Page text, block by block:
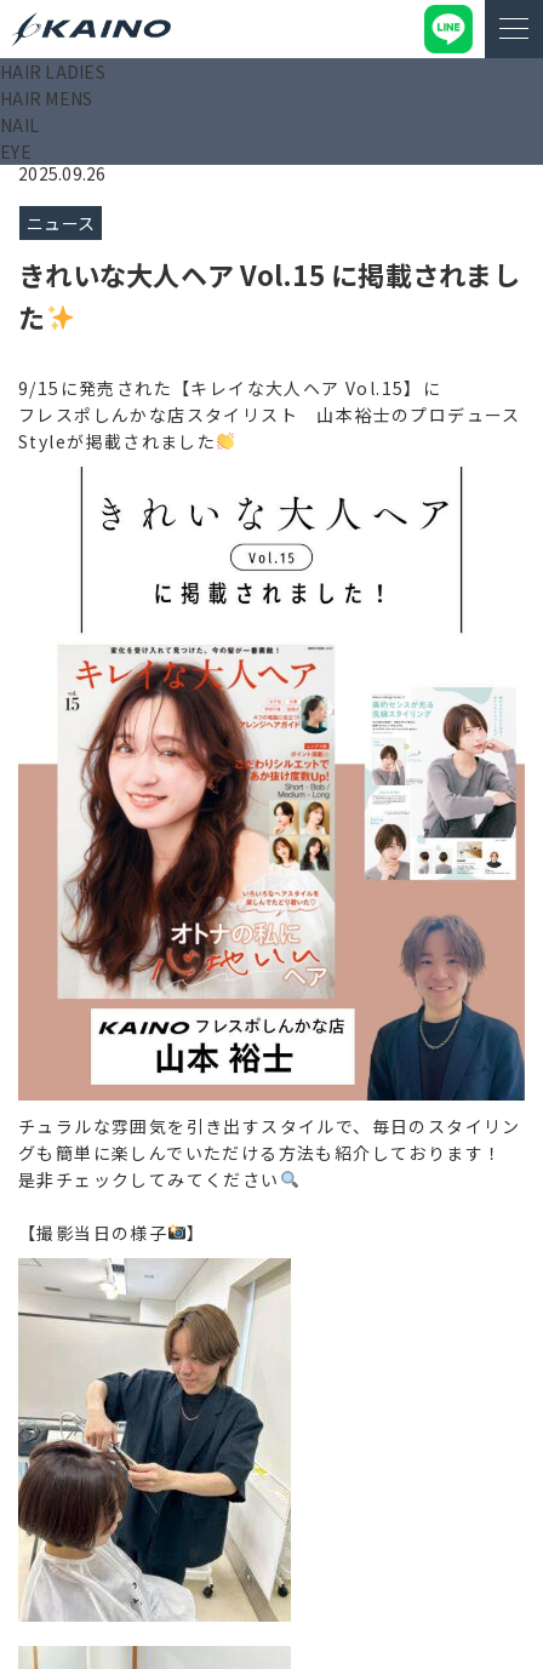
HAIR LADIES
HAIR MENS
NAIL
EYE
KAINO－カイノ－【公式サイト】
いな大人ヘア Vol.15 に掲載されました
2025.09.26
ニュース
きれいな大人ヘア Vol.15 に掲載されまし
た
9/15に発売された【キレイな大人ヘア Vol.15】に
フレスポしんかな店スタイリスト 山本裕士のプロデュース
Styleが掲載されました
チュラルな雰囲気を引き出すスタイルで、毎日のスタイリン
グも簡単に楽しんでいただける方法も紹介しております！
是非チェックしてみてください
【撮影当日の様子 】